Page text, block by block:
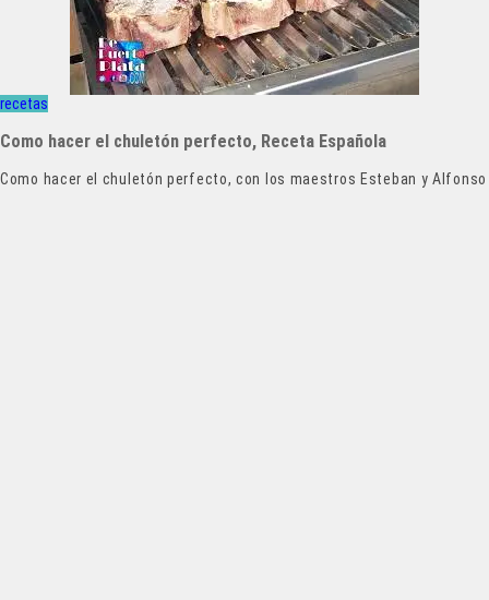
recetas
Como hacer el chuletón perfecto, Receta Española
Como hacer el chuletón perfecto, con los maestros Esteban y Alfonso